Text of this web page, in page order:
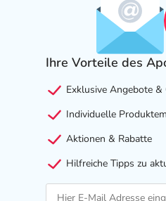
Ihre Vorteile des
Exklusive Angebote &
Individuelle
Aktionen & Rabatte
Hilfreiche Tipps zu